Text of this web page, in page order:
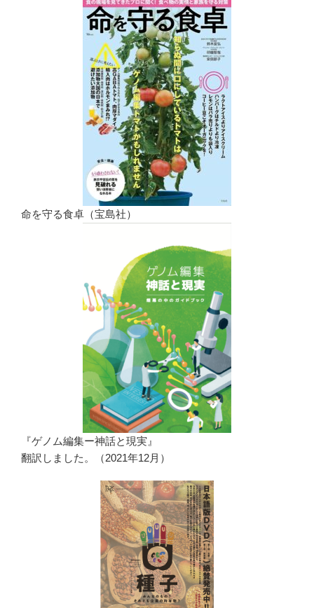
命を守る食卓（宝島社）
『ゲノム編集ー神話と現実』
翻訳しました。（2021年12月）